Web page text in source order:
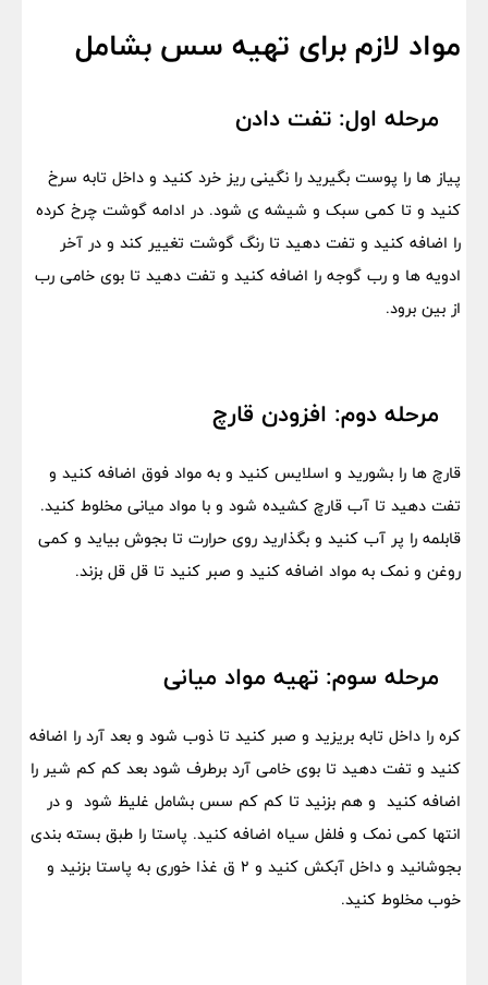
مواد لازم برای تهیه سس بشامل
مرحله اول: تفت دادن
پیاز ها را پوست بگیرید را نگینی ریز خرد کنید و داخل تابه سرخ
کنید و تا کمی سبک و شیشه ی شود. در ادامه گوشت چرخ کرده
را اضافه کنید و تفت دهید تا رنگ گوشت تغییر کند و در آخر
ادویه ها و رب گوجه را اضافه کنید و تفت دهید تا بوی خامی رب
از بین برود.
مرحله دوم: افزودن قارچ
قارچ ها را بشورید و اسلایس کنید و به مواد فوق اضافه کنید و
تفت دهید تا آب قارچ کشیده شود و با مواد میانی مخلوط کنید.
قابلمه را پر آب کنید و بگذارید روی حرارت تا بجوش بیاید و کمی
روغن و نمک به مواد اضافه کنید و صبر کنید تا قل قل بزند.
مرحله سوم: تهیه مواد میانی
کره را داخل تابه بریزید و صبر کنید تا ذوب شود و بعد آرد را اضافه
کنید و تفت دهید تا بوی خامی آرد برطرف شود بعد کم کم شیر را
اضافه کنید و هم بزنید تا کم کم سس بشامل غلیظ شود و در
انتها کمی نمک و فلفل سیاه اضافه کنید. پاستا را طبق بسته بندی
بجوشانید و داخل آبکش کنید و ۲ ق غذا خوری به پاستا بزنید و
خوب مخلوط کنید.